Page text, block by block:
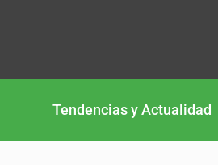
Tendencias y Actualidad